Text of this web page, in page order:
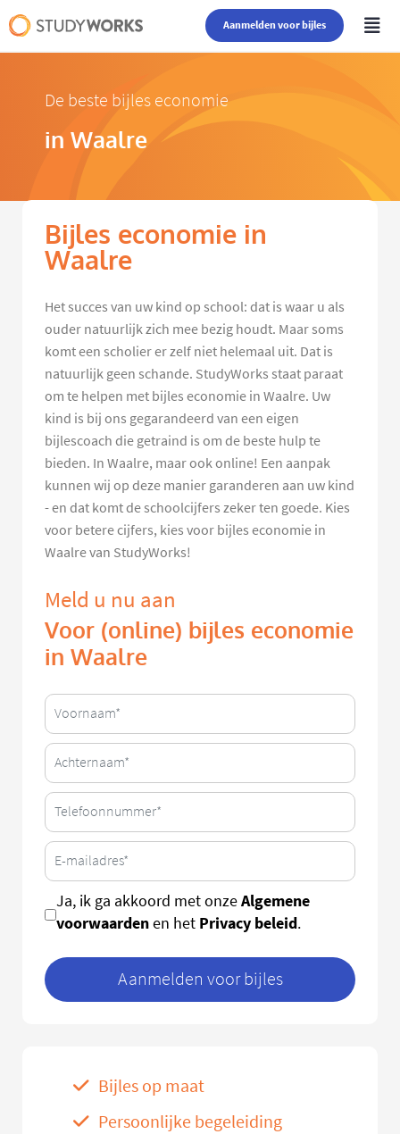
Aanmelden voor bijles
De beste bijles economie
in Waalre
Bijles economie in
Waalre
Het succes van uw kind op school: dat is waar u als
ouder natuurlijk zich mee bezig houdt. Maar soms
komt een scholier er zelf niet helemaal uit. Dat is
natuurlijk geen schande. StudyWorks staat paraat
om te helpen met bijles economie in Waalre. Uw
kind is bij ons gegarandeerd van een eigen
bijlescoach die getraind is om de beste hulp te
bieden. In Waalre, maar ook online! Een aanpak
kunnen wij op deze manier garanderen aan uw kind
- en dat komt de schoolcijfers zeker ten goede. Kies
voor betere cijfers, kies voor bijles economie in
Waalre van StudyWorks!
Meld u nu aan
Voor (online) bijles economie
in Waalre
Ja, ik ga akkoord met onzeAlgemene
voorwaardenen het Privacy beleid.
Aanmelden voor bijles
Bijles op maat
Persoonlijke begeleiding